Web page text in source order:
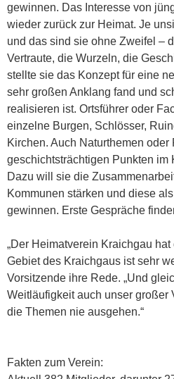
gewinnen. Das Interesse von
wieder zurück zur Heimat. Je
und das sind sie ohne Zweifel –
Vertraute, die Wurzeln, die
stellte sie das Konzept für eine
sehr großen Anklang fand und
realisieren ist. Ortsführer oder
einzelne Burgen, Schlösser,
Kirchen. Auch Naturthemen oder
geschichtsträchtigen Punkten im
Dazu will sie die
Kommunen stärken und diese
gewinnen. Erste Gespräche
„Der Heimatverein Kraichgau
Gebiet des Kraichgaus ist sehr
Vorsitzende ihre Rede. „Und
Weitläufigkeit auch unser großer
die Themen nie ausgehen.“
Fakten zum Verein: